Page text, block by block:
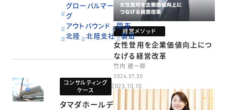
グローバルマーケティン
グ
アウトバウンド
関東
北陸
北陸支社 製造
コンサルティング
ケース
2023.10.10
タマダホールディング
経営メソッド
女性登用を企業価値向上につ
なげる経営改革
竹内 建一郎
2026.07.30